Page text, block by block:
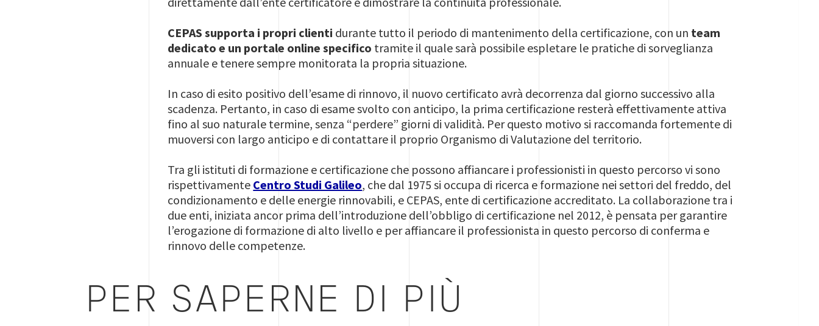
CEPAS supporta i propri clienti durante tutto il periodo di mantenimento della certificazione, con un team
dedicato e un portale online specifico tramite il quale sarà possibile espletare le pratiche di sorveglianza
annuale e tenere sempre monitorata la propria situazione.
In caso di esito positivo dell’esame di rinnovo, il nuovo certificato avrà decorrenza dal giorno successivo alla
scadenza. Pertanto, in caso di esame svolto con anticipo, la prima certificazione resterà effettivamente attiva
fino al suo naturale termine, senza “perdere” giorni di validità. Per questo motivo si raccomanda fortemente di
muoversi con largo anticipo e di contattare il proprio Organismo di Valutazione del territorio.
Tra gli istituti di formazione e certificazione che possono affiancare i professionisti in questo percorso vi sono
rispettivamente Centro Studi Galileo, che dal 1975 si occupa di ricerca e formazione nei settori del freddo, del
condizionamento e delle energie rinnovabili, e CEPAS, ente di certificazione accreditato. La collaborazione tra i
due enti, iniziata ancor prima dell’introduzione dell’obbligo di certificazione nel 2012, è pensata per garantire
l’erogazione di formazione di alto livello e per affiancare il professionista in questo percorso di conferma e
rinnovo delle competenze.
PER SAPERNE DI PIÙ